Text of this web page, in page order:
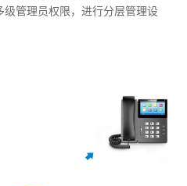
级管理员权限，进行分层管理设